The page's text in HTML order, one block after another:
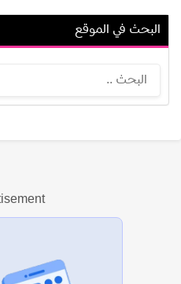
دومينيك
عرض
البحث في الموقع